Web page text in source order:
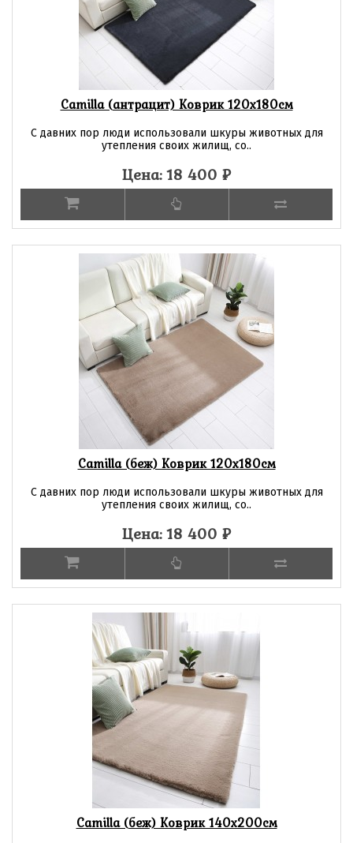
Camilla (антрацит) Коврик 120х180см
С давних пор люди использовали шкуры животных для
утепления своих жилищ, со..
Цена: 18 400 ₽
Camilla (беж) Коврик 120х180см
С давних пор люди использовали шкуры животных для
утепления своих жилищ, со..
Цена: 18 400 ₽
Camilla (беж) Коврик 140х200см